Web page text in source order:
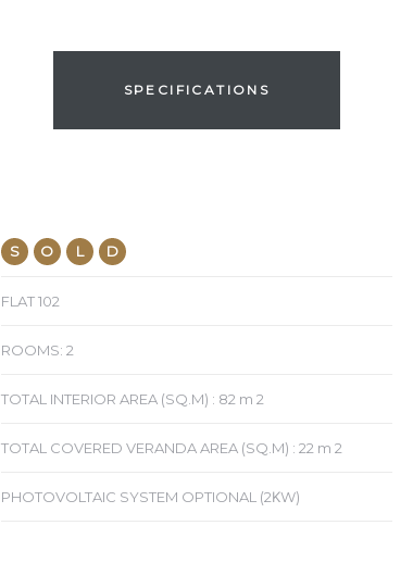
SPECIFICATIONS
S O L D
FLAT 102
ROOMS: 2
TOTAL INTERIOR AREA (SQ.M) : 82 m 2
TOTAL COVERED VERANDA AREA (SQ.M) : 22 m 2
PHOTOVOLTAIC SYSTEM OPTIONAL (2ΚW)